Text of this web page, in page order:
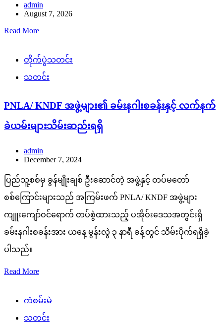
admin
August 7, 2026
Read More
တိုက်ပွဲသတင်း
သတင်း
PNLA/ KNDF အဖွဲ့များ၏ ခမ်းနဂါးစခန်းနှင့် လက်နက်
ခဲယမ်းများသိမ်းဆည်းရရှိ
admin
December 7, 2024
ပြည်သူ့စစ်မှ ခွန်မျိုးချစ် ဦးဆောင်တဲ့ အဖွဲ့နှင့် တပ်မတော်
စစ်ကြောင်းများသည် အကြမ်းဖက် PNLA/ KNDF အဖွဲ့များ
ကျူးကျော်ဝင်ရောက် တပ်စွဲထားသည့် ပအိုဝ်းဒေသအတွင်းရှိ
ခမ်းနဂါးစခန်းအား ယနေ့ မွန်းလွဲ ၃ နာရီ ခန့်တွင် သိမ်းပိုက်ရရှိခဲ့
ပါသည်။
Read More
ကံစမ်းမဲ
သတင်း